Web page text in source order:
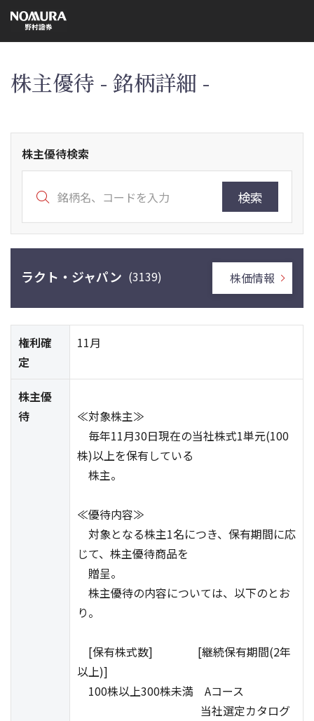
の
ー
株主優待 - 銘柄詳細 -
株主優待検索
検索
ラクト・ジャパン (3139) 株価情報
権利確
定
11月
株主優
待
≪対象株主≫
毎年11月30日現在の当社株式1単元(100
株)以上を保有している
株主。
≪優待内容≫
対象となる株主1名につき、保有期間に応
じて、株主優待商品を
贈呈。
株主優待の内容については、以下のとお
り。
[保有株式数] [継続保有期間(2年
以上)]
100株以上300株未満 Aコース
当社選定カタログ